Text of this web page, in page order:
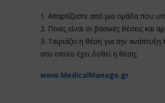
1. Απαρτίζεστε από μια ομάδα που
2. Ποιες είναι οι βασικές θέσεις και
3. Ταιριάζει η θέση για την
στο οποίο έχει δοθεί η θέση;
www.MedicalManage.gr